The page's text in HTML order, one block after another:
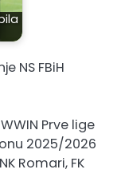
NS FBiH
Prve lige
2025/2026
Romari, FK